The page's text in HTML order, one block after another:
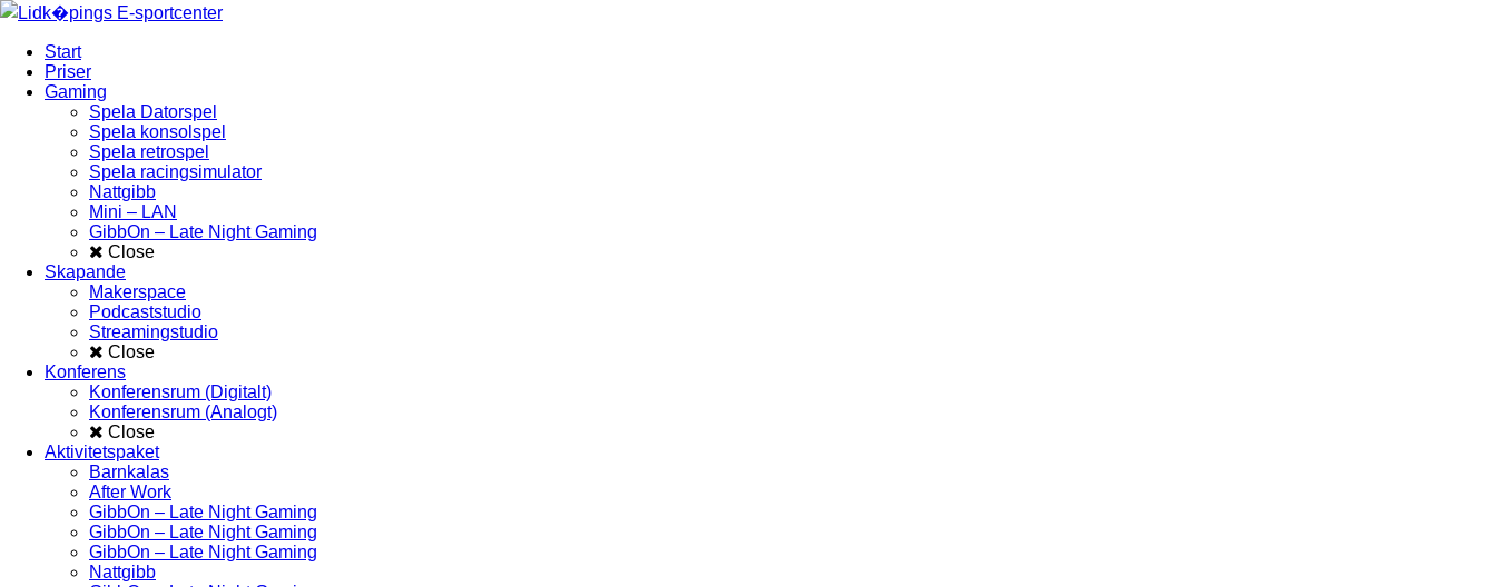
Start
Priser
Gaming
Spela Datorspel
Spela konsolspel
Spela retrospel
Spela racingsimulator
Nattgibb
Mini – LAN
GibbOn – Late Night Gaming
Close
Skapande
Makerspace
Podcaststudio
Streamingstudio
Close
Konferens
Konferensrum (Digitalt)
Konferensrum (Analogt)
Close
Aktivitetspaket
Barnkalas
After Work
GibbOn – Late Night Gaming
GibbOn – Late Night Gaming
GibbOn – Late Night Gaming
Nattgibb